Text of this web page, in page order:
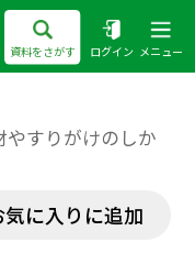
資料をさがす ログイン メニュー
やすりがけのしか
気に入りに追加